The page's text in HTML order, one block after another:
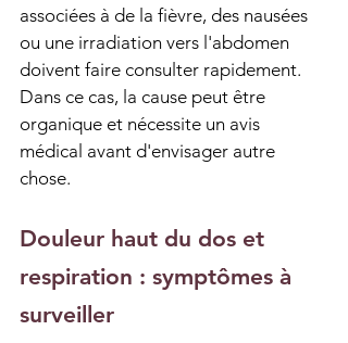
associées à de la fièvre, des nausées
ou une irradiation vers l'abdomen
doivent faire consulter rapidement.
Dans ce cas, la cause peut être
organique et nécessite un avis
médical avant d'envisager autre
chose.
Douleur haut du dos et
respiration : symptômes à
surveiller